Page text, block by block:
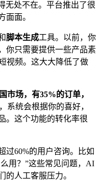
无处不在。平台推出了很
面面。
脚本生成工具。以前，你
你只需要提供一些产品素
视频。这大大降低了做
市场，有35%的订单，
系统会根据你的喜好，
。这个功能的转化率很
过60%的用户咨询。比如
用？”这些常见问题，AI
的人工客服压力。